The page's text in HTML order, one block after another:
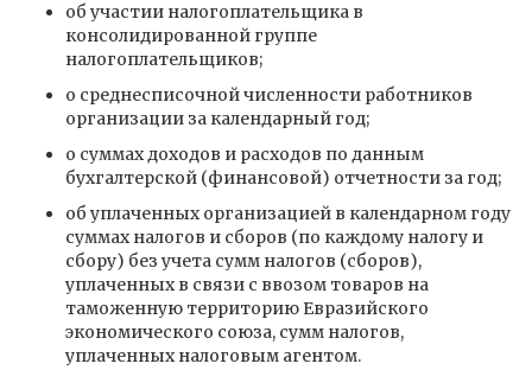
об участии налогоплательщика в
консолидированной группе
налогоплательщиков;
о среднесписочной численности работников
организации за календарный год;
о суммах доходов и расходов по данным
бухгалтерской (финансовой) отчетности за год;
об уплаченных организацией в календарном году
суммах налогов и сборов (по каждому налогу и
сбору) без учета сумм налогов (сборов),
уплаченных в связи с ввозом товаров на
таможенную территорию Евразийского
экономического союза, сумм налогов,
уплаченных налоговым агентом.